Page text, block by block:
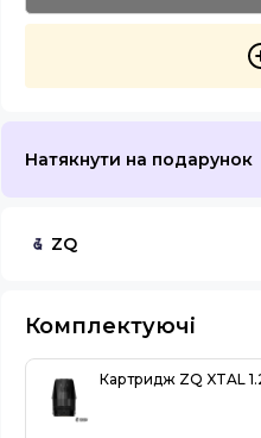
Натякнути на подарунок
ZQ
Комплектуючі
Картридж ZQ XTAL